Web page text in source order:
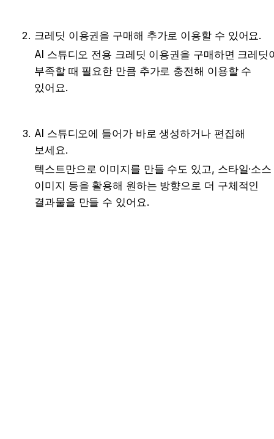
크레딧 이용권을 구매해 추가로 이용할 수 있어요.
AI 스튜디오 전용 크레딧 이용권을 구매하면 크레딧
부족할 때 필요한 만큼 추가로 충전해 이용할 수
있어요.
AI 스튜디오에 들어가 바로 생성하거나 편집해
보세요.
텍스트만으로 이미지를 만들 수도 있고, 스타일·소스
이미지 등을 활용해 원하는 방향으로 더 구체적인
결과물을 만들 수 있어요.